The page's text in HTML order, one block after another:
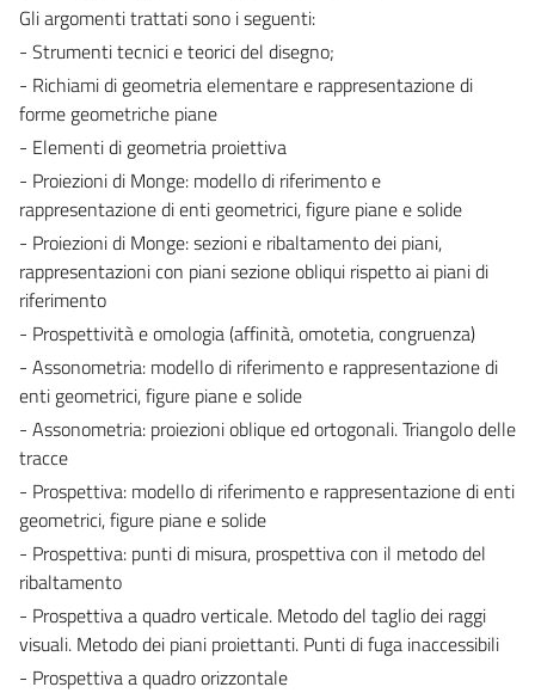
Gli argomenti trattati sono i seguenti:
- Strumenti tecnici e teorici del disegno;
- Richiami di geometria elementare e rappresentazione di
forme geometriche piane
- Elementi di geometria proiettiva
- Proiezioni di Monge: modello di riferimento e
rappresentazione di enti geometrici, figure piane e solide
- Proiezioni di Monge: sezioni e ribaltamento dei piani,
rappresentazioni con piani sezione obliqui rispetto ai piani di
riferimento
- Prospettività e omologia (affinità, omotetia, congruenza)
- Assonometria: modello di riferimento e rappresentazione di
enti geometrici, figure piane e solide
- Assonometria: proiezioni oblique ed ortogonali. Triangolo delle
tracce
- Prospettiva: modello di riferimento e rappresentazione di enti
geometrici, figure piane e solide
- Prospettiva: punti di misura, prospettiva con il metodo del
ribaltamento
- Prospettiva a quadro verticale. Metodo del taglio dei raggi
visuali. Metodo dei piani proiettanti. Punti di fuga inaccessibili
- Prospettiva a quadro orizzontale